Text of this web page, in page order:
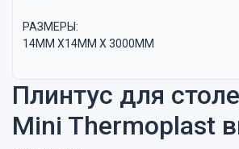
РАЗМЕРЫ:
14ММ Х14ММ Х 3000ММ
Плинтус для
Mini Thermoplast